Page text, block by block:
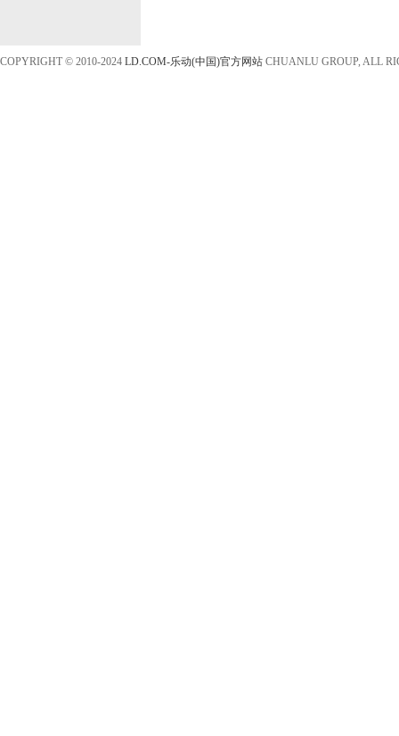
COPYRIGHT © 2010-2024 LD.COM-乐动(中国)官方网站 CHUANLU GROUP, ALL